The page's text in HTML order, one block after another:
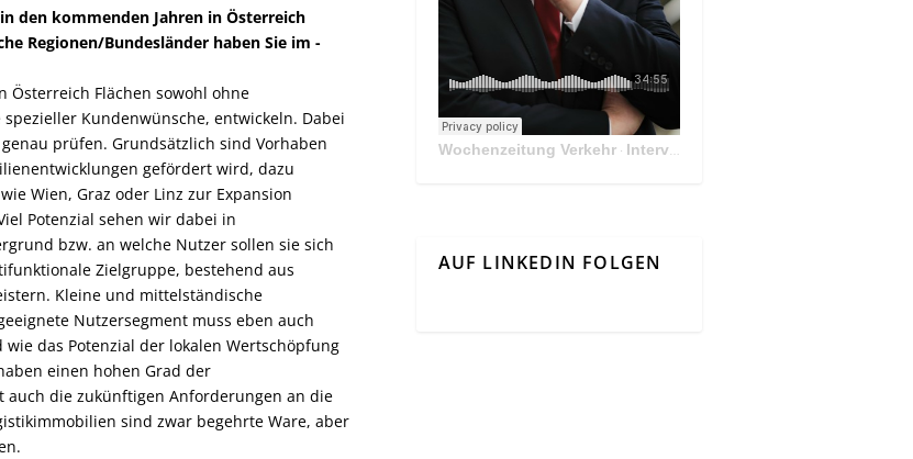
den kommenden Jahren in ­Österreich
Regionen/Bundesländer haben Sie im
Österreich Flächen sowohl ohne
Kundenwünsche, entwickeln. Dabei
prüfen. Grundsätzlich sind Vorhaben
gefördert wird, dazu
Wien, Graz oder Linz zur Expansion
Potenzial sehen wir dabei in
bzw. an ­welche Nutzer sollen sie sich
Zielgruppe, bestehend aus
Kleine und mittelständische
Nutzersegment muss eben auch
das Potenzial der lokalen Wertschöpfung
einen hohen Grad der
die zukünftigen Anforderungen an die
sind zwar begehrte Ware, aber
Wochenzeitung Verkehr· Interview Mit Andreas Matthä, CEO der ÖBB Holding
AUF LINKEDIN FOLGEN